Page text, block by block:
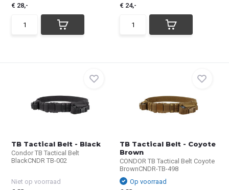
€ 28,-
€ 24,-
TB Tactical Belt - Black
Condor TB Tactical Belt
BlackCNDR TB-002
Niet op voorraad
TB Tactical Belt - Coyote
Brown
CONDOR TB Tactical Belt Coyote
BrownCNDR-TB-498
Op voorraad